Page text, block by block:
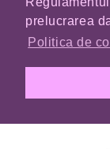
prelucrarea
Politica de
Prima pagină